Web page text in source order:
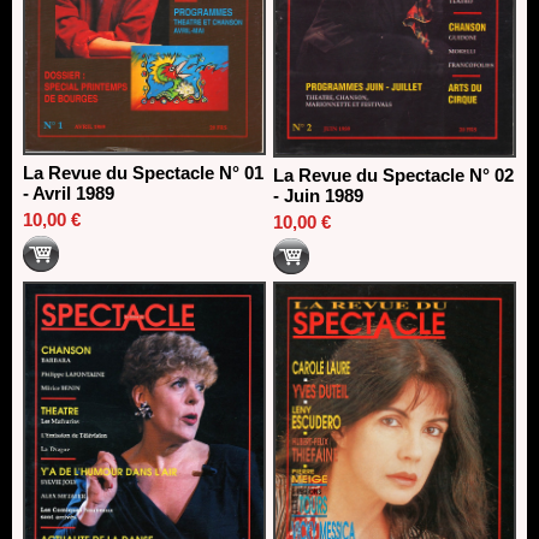
La Revue du Spectacle N° 01
- Avril 1989
10,00 €
La Revue du Spectacle N° 02
- Juin 1989
10,00 €